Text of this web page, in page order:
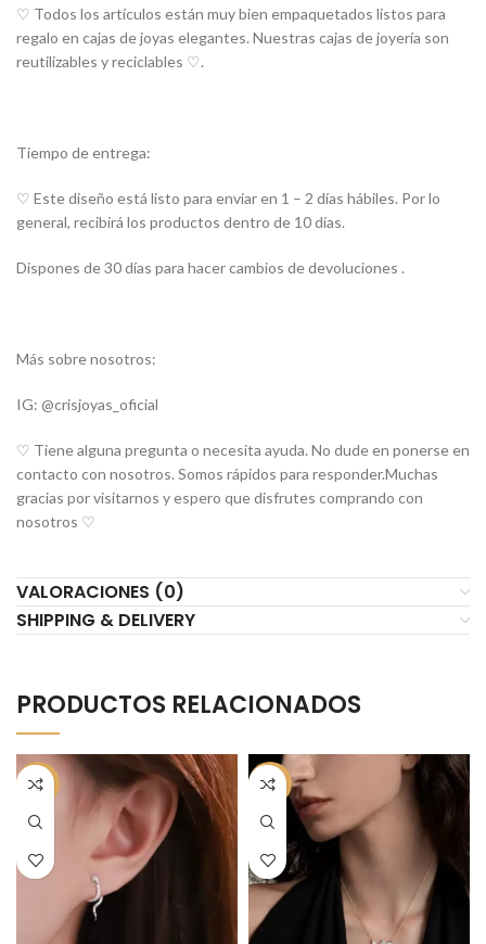
♡ Todos los artículos están muy bien empaquetados listos para
regalo en cajas de joyas elegantes. Nuestras cajas de joyería son
reutilizables y reciclables ♡.
Tiempo de entrega:
♡ Este diseño está listo para enviar en 1 – 2 días hábiles. Por lo
general, recibirá los productos dentro de 10 días.
Dispones de 30 días para hacer cambios de devoluciones .
Más sobre nosotros:
IG: @crisjoyas_oficial
♡ Tiene alguna pregunta o necesita ayuda. No dude en ponerse en
contacto con nosotros. Somos rápidos para responder.Muchas
gracias por visitarnos y espero que disfrutes comprando con
nosotros ♡
VALORACIONES (0)
SHIPPING & DELIVERY
PRODUCTOS RELACIONADOS
-61% -62%